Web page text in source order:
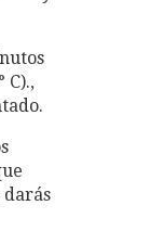
C).,
darás